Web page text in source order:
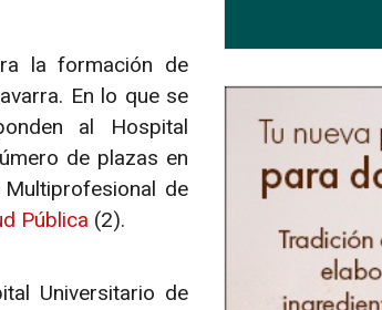
la formación de
En lo que se
al Hospital
de plazas en
de
Pública (2).
Universitario de